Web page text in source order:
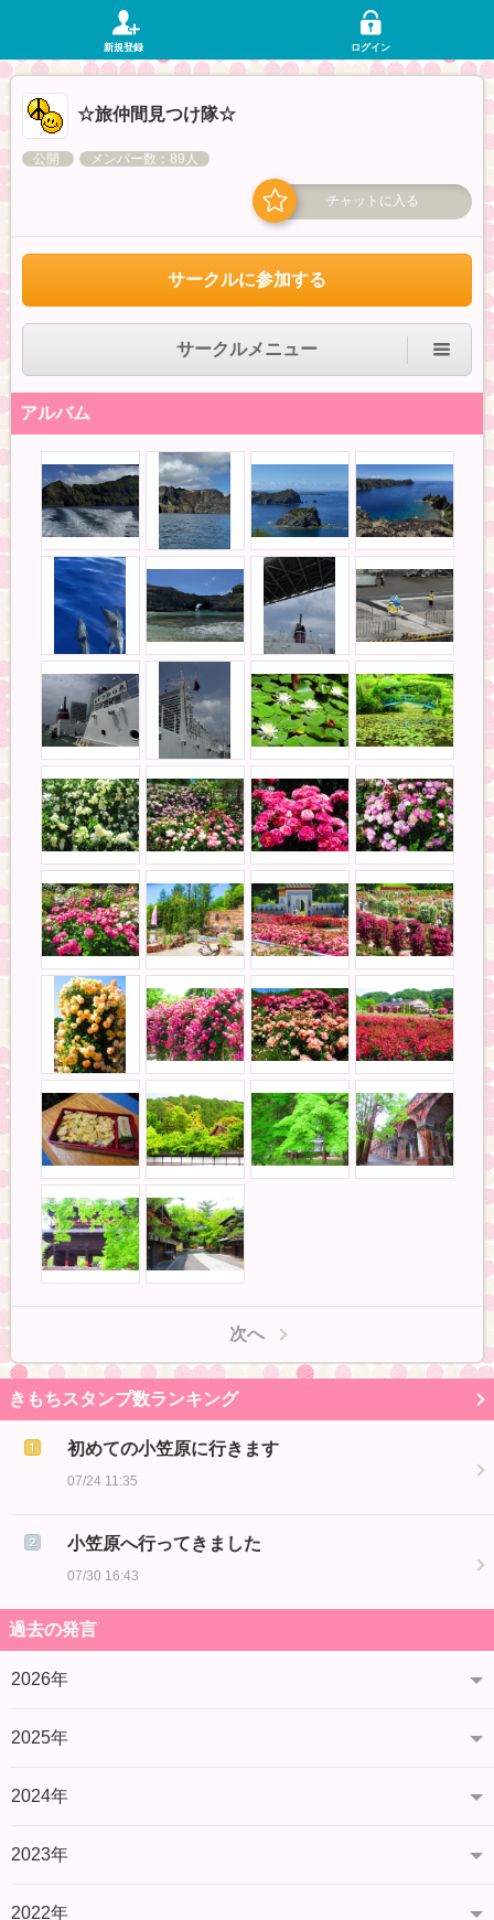
新規登録 ログイン
☆旅仲間見つけ隊☆
公開 メンバー数：89人
チャットに入る
サークルに参加する
サークルメニュー
アルバム
次へ
きもちスタンプ数ランキング
初めての小笠原に行きます
07/24 11:35
小笠原へ行ってきました
07/30 16:43
過去の発言
2026年
2025年
2024年
2023年
2022年